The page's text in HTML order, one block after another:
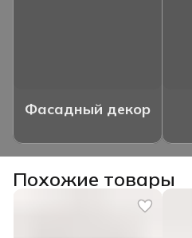
Фасадный декор
Похожие товары